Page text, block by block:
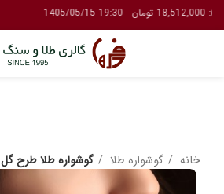
خانه گوشواره طلا گوشواره طلا طرح گل